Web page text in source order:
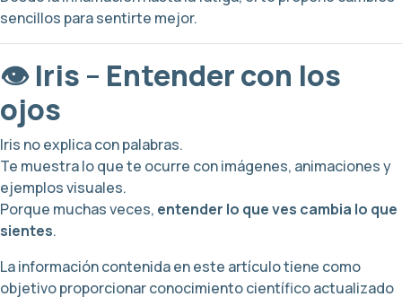
sencillos para sentirte mejor.
👁️ Iris – Entender con los
ojos
Iris no explica con palabras.
Te muestra lo que te ocurre con imágenes, animaciones y
ejemplos visuales.
Porque muchas veces, entender lo que ves cambia lo que
sientes.
La información contenida en este artículo tiene como
objetivo proporcionar conocimiento científico actualizado